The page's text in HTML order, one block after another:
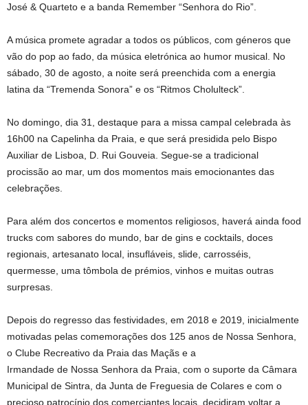
José & Quarteto e a banda Remember “Senhora do Rio”.
A música promete agradar a todos os públicos, com géneros que
vão do pop ao fado, da música eletrónica ao humor musical. No
sábado, 30 de agosto, a noite será preenchida com a energia
latina da “Tremenda Sonora” e os “Ritmos Cholulteck”.
No domingo, dia 31, destaque para a missa campal celebrada às
16h00 na Capelinha da Praia, e que será presidida pelo Bispo
Auxiliar de Lisboa, D. Rui Gouveia. Segue-se a tradicional
procissão ao mar, um dos momentos mais emocionantes das
celebrações.
Para além dos concertos e momentos religiosos, haverá ainda food
trucks com sabores do mundo, bar de gins e cocktails, doces
regionais, artesanato local, insufláveis, slide, carrosséis,
quermesse, uma tômbola de prémios, vinhos e muitas outras
surpresas.
Depois do regresso das festividades, em 2018 e 2019, inicialmente
motivadas pelas comemorações dos 125 anos de Nossa Senhora,
o Clube Recreativo da Praia das Maçãs e a
Irmandade de Nossa Senhora da Praia, com o suporte da Câmara
Municipal de Sintra, da Junta de Freguesia de Colares e com o
precioso patrocínio dos comerciantes locais, decidiram voltar a